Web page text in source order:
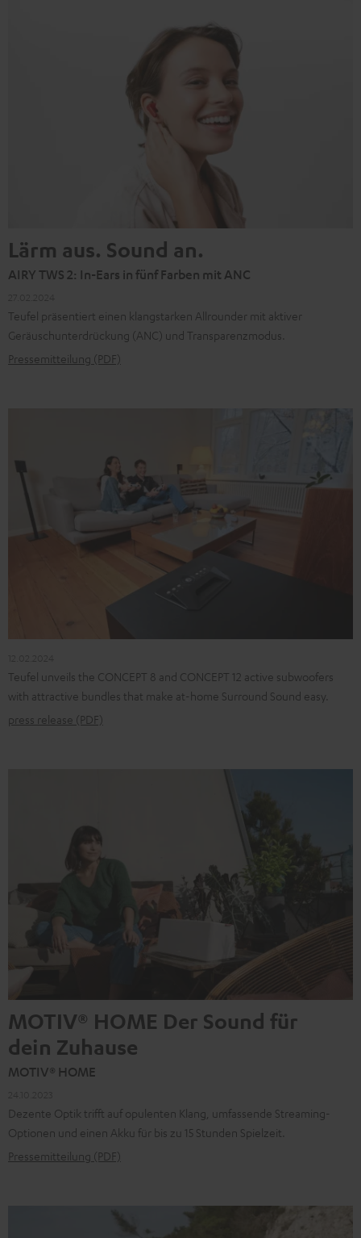
Lärm aus. Sound an.
AIRY TWS 2: In-Ears in fünf Farben mit ANC
Teufel präsentiert einen klangstarken Allrounder mit aktiver
Geräuschunterdrückung (ANC) und Transparenzmodus.
Pressemitteilung (PDF)
Teufel unveils the CONCEPT 8 and CONCEPT 12 active subwoofers
with attractive bundles that make at-home Surround Sound easy.
press release (PDF)
MOTIV® HOME Der Sound für
dein Zuhause
MOTIV® HOME
Dezente Optik trifft auf opulenten Klang, umfassende Streaming-
Optionen und einen Akku für bis zu 15 Stunden Spielzeit.
Pressemitteilung (PDF)